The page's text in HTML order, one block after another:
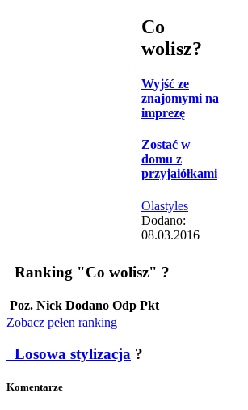
Co
wolisz?
Wyjść ze
znajomymi na
imprezę
Zostać w
domu z
przyjaiółkami
Olastyles
Dodano:
08.03.2016
Ranking "Co wolisz" ?
Poz. Nick Dodano Odp Pkt
Zobacz pełen ranking
Losowa stylizacja ?
Komentarze